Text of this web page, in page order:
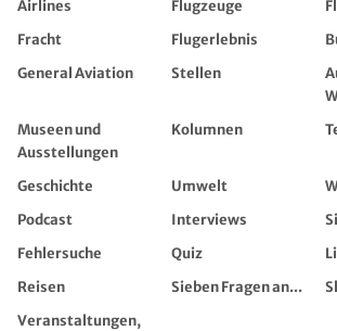
Airlines Flugzeuge
Fracht
Flugerlebnis
General Aviation
Stellen
Museen und
Ausstellungen
Kolumnen
Geschichte Umwelt
Podcast
Interviews
Fehlersuche
Quiz
Reisen
Sieben Fragen an...
Veranstaltungen,